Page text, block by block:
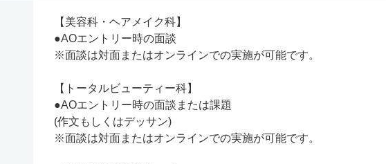
【美容科・ヘアメイク科】
●AOエントリー時の面談
※面談は対面またはオンラインでの実施が可能です。
【トータルビューティー科】
●AOエントリー時の面談または課題
(作文もしくはデッサン)
※面談は対面またはオンラインでの実施が可能です。